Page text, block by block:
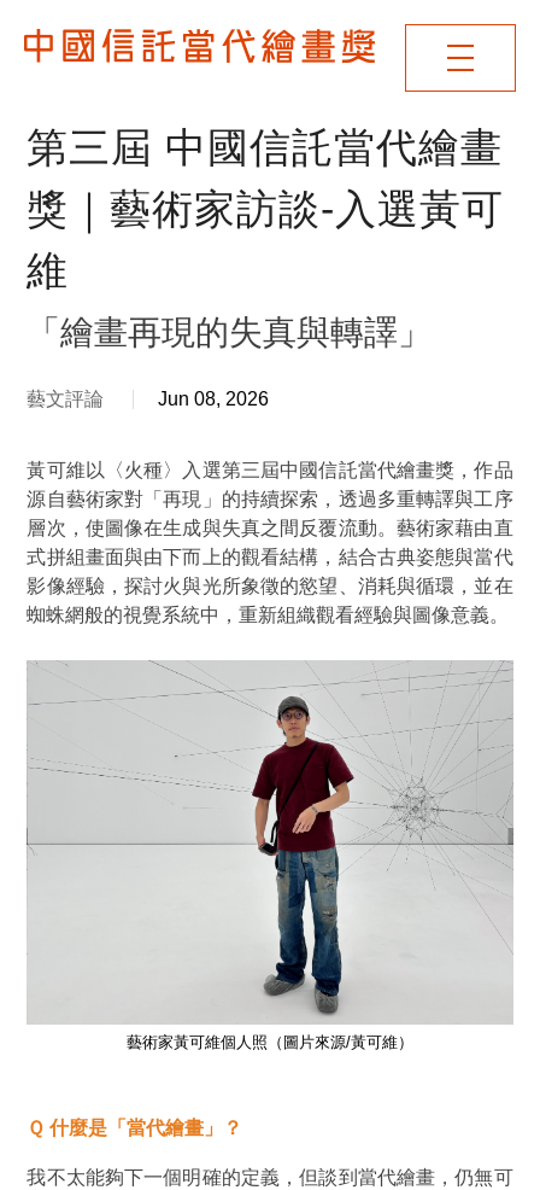
第三屆 中國信託當代繪畫
獎｜藝術家訪談-入選黃可
維
「繪畫再現的失真與轉譯」
藝文評論 Jun 08, 2026
黃可維以〈火種〉入選第三屆中國信託當代繪畫獎，作品
源自藝術家對 「再現」 的持續探索，透過多重轉譯與工序
層次，使圖像在生成與失真之間反覆流動。藝術家藉由直
式拼組畫面與由下而上的觀看結構，結合古典姿態與當代
影像經驗，探討火與光所象徵的慾望、消耗與循環，並在
蜘蛛網般的視覺系統中，重新組織觀看經驗與圖像意義。
藝術家黃可維個人照（圖片來源/黃可維）
Ｑ 什麼是「當代繪畫」？
我不太能夠下一個明確的定義，但談到當代繪畫，仍無可